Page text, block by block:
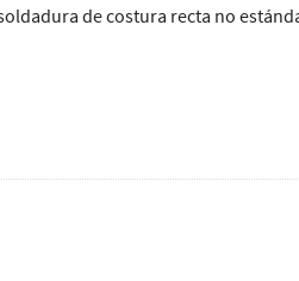
de costura recta no